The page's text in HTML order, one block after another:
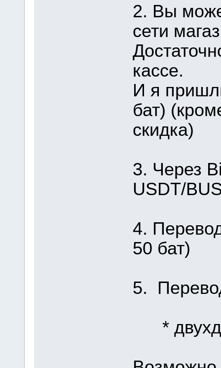
2. Вы
сети
кассе.
И я
бат)
скидка)
3. Через
USDT/
4.
50 бат)
5.
*